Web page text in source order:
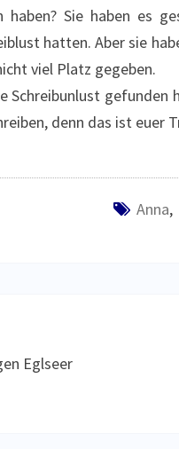
haben? Sie haben es
hatten. Aber sie
viel Platz gegeben.
Schreibunlust gefunden
denn das ist euer
Anna,
Eglseer